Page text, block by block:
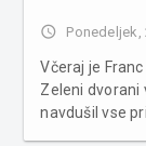
access_time Ponedeljek,
Včeraj je
Zeleni dvorani
navdušil vse